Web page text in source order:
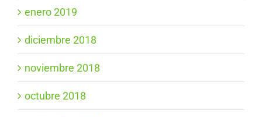
enero 2019
diciembre 2018
noviembre 2018
octubre 2018